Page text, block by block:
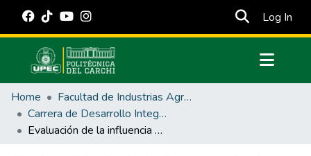
Log In
Communities & Collections
All of DSpace
Statistics
Home
Facultad de Industrias Agropecuarias y Ciencias Ambientales
Carrera de Desarrollo Integral Agropecuario
Evaluación de la influencia de tres dietas alimenticias en la calidad y composición química de la leche de bovinos en sus diferentes etapas de lactancia y calidad sensorial.